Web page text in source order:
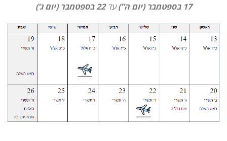
17 בספטמבר (יום ה”) עד22 בספטמבר (יום ג’)